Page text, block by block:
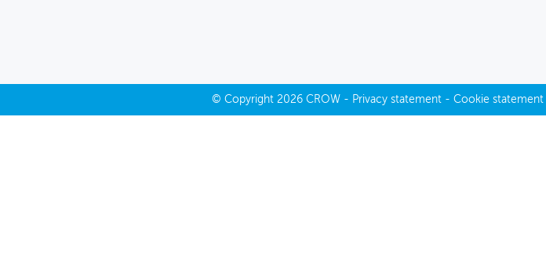
© Copyright2026 CROW - Privacy statement- Cookie statement